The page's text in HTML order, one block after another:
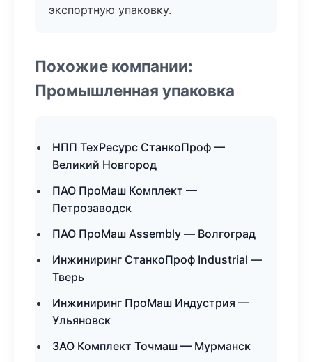
экспортную упаковку.
Похожие компании:
Промышленная упаковка
НПП ТехРесурс СтанкоПроф —
Великий Новгород
ПАО ПроМаш Комплект —
Петрозаводск
ПАО ПроМаш Assembly — Волгоград
Инжиниринг СтанкоПроф Industrial —
Тверь
Инжиниринг ПроМаш Индустрия —
Ульяновск
ЗАО Комплект Точмаш — Мурманск